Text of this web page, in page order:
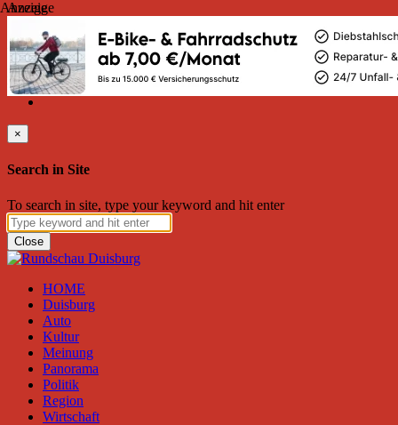
Sonntag, August 09, 2026
Friend on Facebook Follow on Twitter
Subscribe to RSS
Search
×
Search in Site
To search in site, type your keyword and hit enter
Close
HOME
Duisburg
Auto
Kultur
Meinung
Panorama
Politik
Region
Wirtschaft
Anzeige
Anzeige